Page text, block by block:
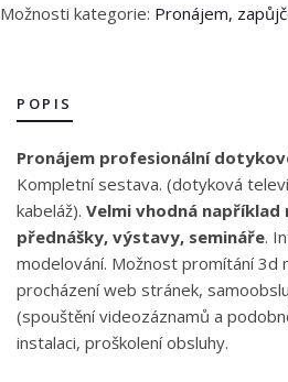
Možnosti kategorie: Pronájem,
POPIS
Pronájem profesionální
Kompletní sestava. (dotyková
kabeláž). Velmi vhodná například
přednášky, výstavy, semináře.
modelování. Možnost promítání 3d
procházení web stránek,
(spouštění videozáznamů a
instalaci, proškolení obsluhy.